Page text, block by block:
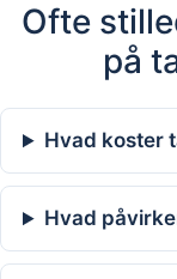
Ofte
på
Hvad koster
Hvad